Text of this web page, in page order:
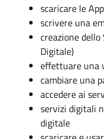
scaricare le
scrivere una
creazione
Digitale)
effettuare una
cambiare una
accedere ai
servizi digitali
digitale